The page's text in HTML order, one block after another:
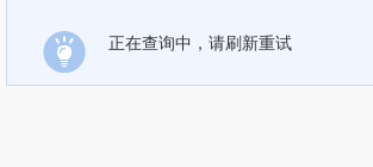
正在查询中，请刷新重试